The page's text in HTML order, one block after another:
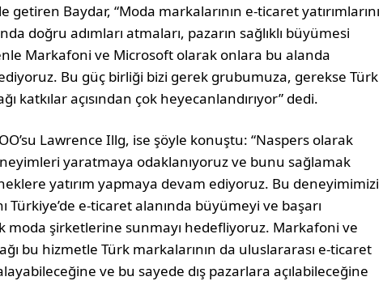
getiren Baydar, “Moda markalarının e-ticaret yatırımlarını
doğru adımları atmaları, pazarın sağlıklı büyümesi
Markafoni ve Microsoft olarak onlara bu alanda
ediyoruz. Bu güç birliği bizi gerek grubumuza, gerekse Türk
katkılar açısından çok heyecanlandırıyor” dedi.
Lawrence Illg, ise şöyle konuştu: “Naspers olarak
yaratmaya odaklanıyoruz ve bunu sağlamak
yatırım yapmaya devam ediyoruz. Bu deneyimimizi
Türkiye’de e-ticaret alanında büyümeyi ve başarı
moda şirketlerine sunmayı hedefliyoruz. Markafoni ve
bu hizmetle Türk markalarının da uluslararası e-ticaret
ve bu sayede dış pazarlara açılabileceğine